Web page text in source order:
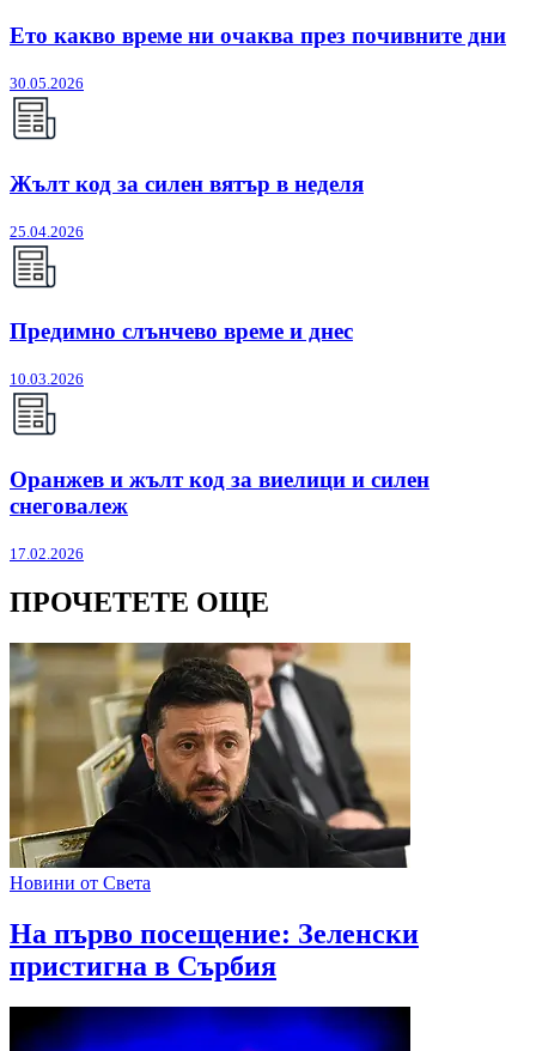
Ето какво време ни очаква през почивните дни
30.05.2026
Жълт код за силен вятър в неделя
25.04.2026
Предимно слънчево време и днес
10.03.2026
Оранжев и жълт код за виелици и силен
снеговалеж
17.02.2026
ПРОЧЕТЕТЕ ОЩЕ
Новини от Света
На първо посещение: Зеленски
пристигна в Сърбия